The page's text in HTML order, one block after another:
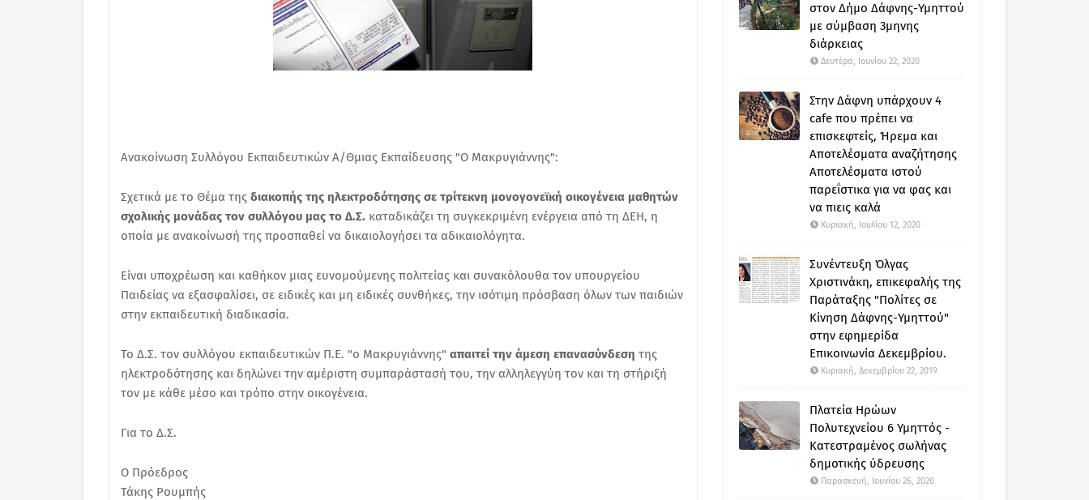
Ανακοίνωση Συλλόγου Εκπαιδευτικών Α/Θμιας Εκπαίδευσης "Ο Μακρυγιάννης":
Σχετικά με το Θέμα της διακοπής της ηλεκτροδότησης σε τρίτεκνη μονογονεϊκή οικογένεια μαθητών
σχολικής μονάδας τον συλλόγου μας το Δ.Σ. καταδικάζει τη συγκεκριμένη ενέργεια από τη ΔΕΗ, η
οποία με ανακοίνωσή της προσπαθεί να δικαιολογήσει τα αδικαιολόγητα.
Είναι υποχρέωση και καθήκον μιας ευνομούμενης πολιτείας και συνακόλουθα τον υπουργείου
Παιδείας να εξασφαλίσει, σε ειδικές και μη ειδικές συνθήκες, την ισότιμη πρόσβαση όλων των παιδιών
στην εκπαιδευτική διαδικασία.
Το Δ.Σ. τον συλλόγου εκπαιδευτικών Π.Ε. "ο Μακρυγιάννης" απαιτεί την άμεση επανασύνδεση της
ηλεκτροδότησης και δηλώνει την αμέριστη συμπαράστασή του, την αλληλεγγύη τον και τη στήριξή
τον με κάθε μέσο και τρόπο στην οικογένεια.
Για το Δ.Σ.
Ο Πρόεδρος
Τάκης Ρουμπής
στον Δήμο Δάφνης-Υμηττού
με σύμβαση 3μηνης
διάρκειας
Δευτέρα, Ιουνίου 22, 2020
Στην Δάφνη υπάρχουν 4
cafe που πρέπει να
επισκεφτείς, Ήρεμα και
Αποτελέσματα αναζήτησης
Αποτελέσματα ιστού
παρεΐστικα για να φας και
να πιεις καλά
Κυριακή, Ιουλίου 12, 2020
Συνέντευξη Όλγας
Χριστινάκη, επικεφαλής της
Παράταξης "Πολίτες σε
Κίνηση Δάφνης-Υμηττού"
στην εφημερίδα
Επικοινωνία Δεκεμβρίου.
Κυριακή, Δεκεμβρίου 22, 2019
Πλατεία Ηρώων
Πολυτεχνείου 6 Υμηττός -
Κατεστραμένος σωλήνας
δημοτικής ύδρευσης
Παρασκευή, Ιουνίου 26, 2020